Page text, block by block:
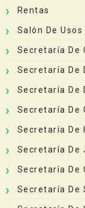
Rentas
Salón De
Secretaría De
Secretaría De
Secretaría De
Secretaría De
Secretaría De
Secretaría De
Secretaría De
Secretaría De